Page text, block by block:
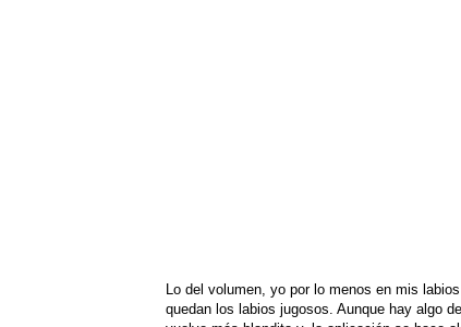
Lo del volumen, yo por lo menos en mis
quedan los labios jugosos. Aunque hay algo